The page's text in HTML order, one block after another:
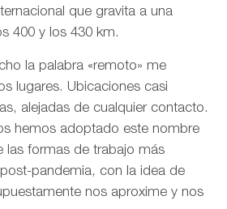
que gravita a una
400 y los 430 km.
la palabra «remoto» me
lugares. Ubicaciones casi
alejadas de cualquier contacto.
hemos adoptado este nombre
las formas de trabajo más
pandemia, con la idea de
nos aproxime y nos